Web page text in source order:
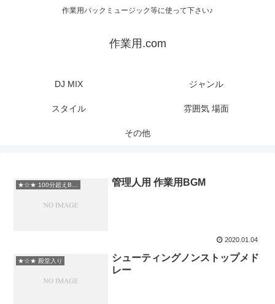
作業用バックミュージック等に使って下さい♪
作業用.com
DJ MIX ジャンル
スタイル 雰囲気 場面
その他
管理人用 作業用BGM
2020.01.04
★☆★ 殿堂入り
シューティングノンストップメド
レー